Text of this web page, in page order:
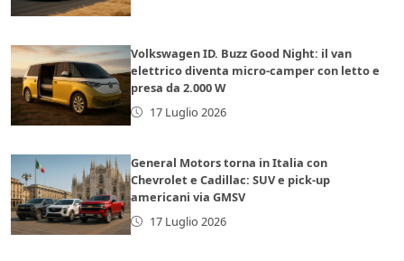
Volkswagen ID. Buzz Good Night: il van
elettrico diventa micro-camper con letto e
presa da 2.000 W
17 Luglio 2026
General Motors torna in Italia con
Chevrolet e Cadillac: SUV e pick-up
americani via GMSV
17 Luglio 2026